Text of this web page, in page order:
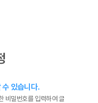
수 있습니다.
비밀번호를 입력하여 글